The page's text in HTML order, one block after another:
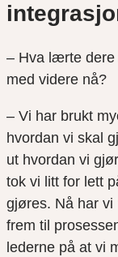
– Hva lærte dere
med videre nå?
– Vi har brukt
hvordan vi skal
ut hvordan vi
tok vi litt for lett
gjøres. Nå har vi
frem til
lederne på at vi